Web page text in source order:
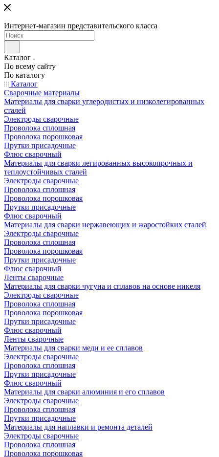
Интернет-магазин представительского класса
Каталог
По всему сайту
По каталогу
Каталог
Сварочные материалы
Материалы для сварки углеродистых и низколегированных
сталей
Электроды сварочные
Проволока сплошная
Проволока порошковая
Прутки присадочные
Флюс сварочный
Материалы для сварки легированных высокопрочных и
теплоустойчивых сталей
Электроды сварочные
Проволока сплошная
Проволока порошковая
Прутки присадочные
Флюс сварочный
Материалы для сварки нержавеющих и жаростойких сталей
Электроды сварочные
Проволока сплошная
Проволока порошковая
Прутки присадочные
Флюс сварочный
Ленты сварочные
Материалы для сварки чугуна и сплавов на основе никеля
Электроды сварочные
Проволока сплошная
Проволока порошковая
Прутки присадочные
Флюс сварочный
Ленты сварочные
Материалы для сварки меди и ее сплавов
Электроды сварочные
Проволока сплошная
Прутки присадочные
Флюс сварочный
Материалы для сварки алюминия и его сплавов
Электроды сварочные
Проволока сплошная
Прутки присадочные
Материалы для наплавки и ремонта деталей
Электроды сварочные
Проволока сплошная
Проволока порошковая